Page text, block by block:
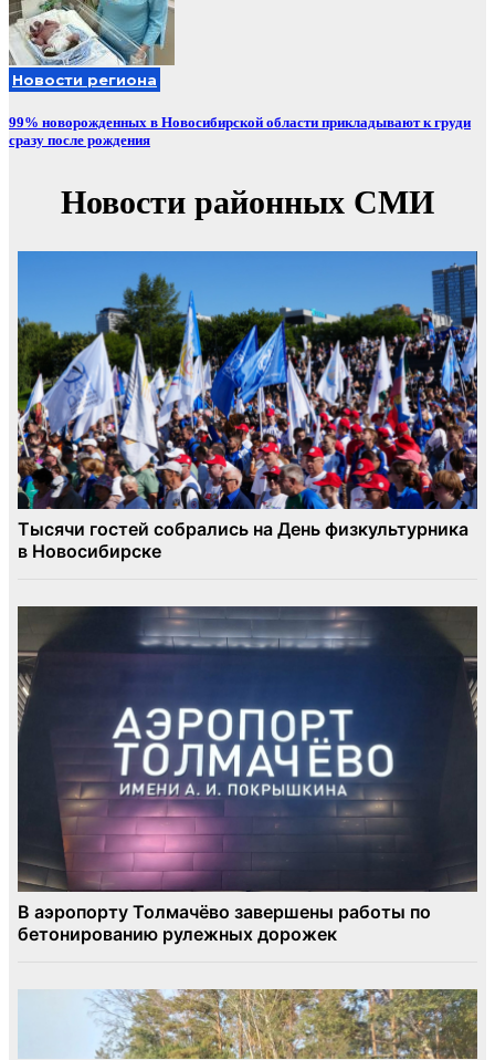
Новости региона
99% новорожденных в Новосибирской области прикладывают к груди
сразу после рождения